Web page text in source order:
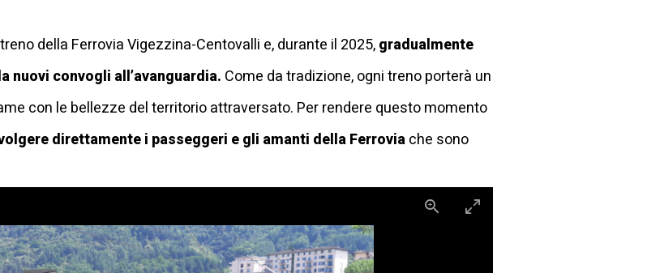
della Ferrovia Vigezzina-Centovalli e, durante il 2025,gradualmente
convogli all’avanguardia. Come da tradizione, ogni treno porterà un
con le bellezze del territorio attraversato. Per rendere questo momento
direttamente i passeggeri e gli amanti della Ferroviache sono